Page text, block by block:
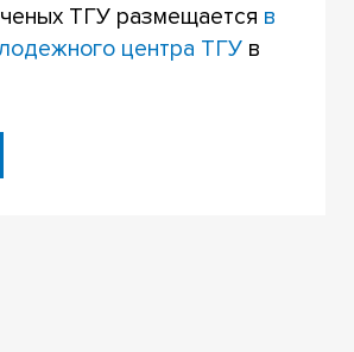
ТГУ размещается в
центра ТГУв